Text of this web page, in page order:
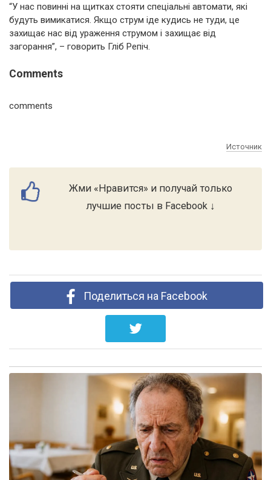
“У нас повинні на щитках стояти спеціальні автомати, які
будуть вимикатися. Якщо струм іде кудись не туди, це
захищає нас від ураження струмом і захищає від
загорання”, – говорить Гліб Репіч.
Comments
comments
Источник
Жми «Нравится» и получай только
лучшие посты в Facebook ↓
Поделиться на Facebook